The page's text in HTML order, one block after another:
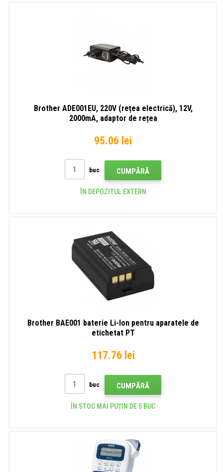
Brother ADE001EU, 220V (rețea electrică), 12V,
2000mA, adaptor de rețea
95.06 lei
buc CUMPĂRĂ
ÎN DEPOZITUL EXTERN
Brother BAE001 baterie Li-Ion pentru aparatele de
etichetat PT
117.76 lei
buc CUMPĂRĂ
ÎN STOC MAI PUȚIN DE 5 BUC